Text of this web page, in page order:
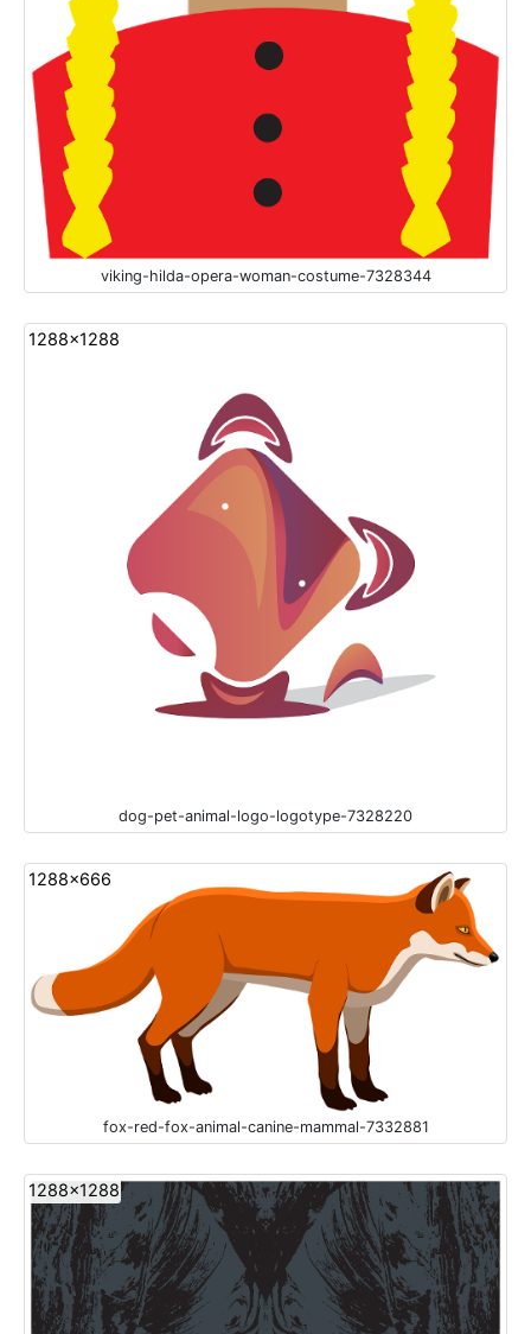
viking-hilda-opera-woman-costume-7328344
1288x1288
dog-pet-animal-logo-logotype-7328220
1288x666
fox-red-fox-animal-canine-mammal-7332881
1288x1288